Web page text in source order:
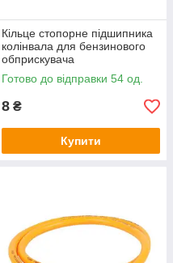
Кільце стопорне підшипника
колінвала для бензинового
обприскувача
Готово до відправки 54 од.
8 ₴
Купити